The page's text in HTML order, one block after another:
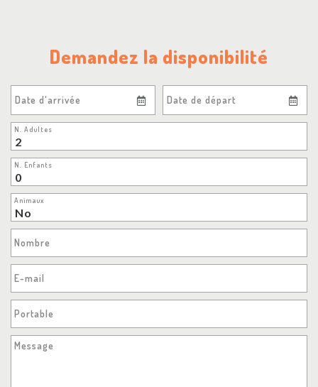
Demandez la disponibilité
Date d'arrivée Date de départ
N. Adultes
N. Enfants
Animaux
Nombre
E-mail
Portable
Message